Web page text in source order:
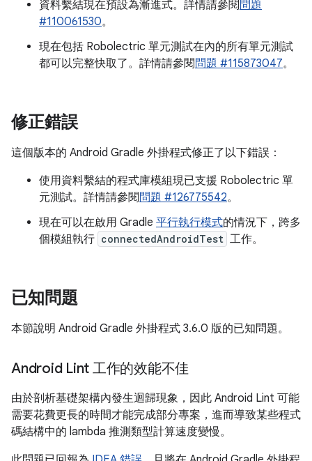
資料繫結現在預設為漸進式。詳情請參閱 問題
#110061530。
現在包括 Robolectric 單元測試在內的所有單元測試
都可以完整快取了。詳情請參閱 問題 #115873047。
修正錯誤
這個版本的 Android Gradle 外掛程式修正了以下錯誤：
使用資料繫結的程式庫模組現已支援 Robolectric 單
元測試。詳情請參閱 問題 #126775542。
現在可以在啟用 Gradle 平行執行模式的情況下，跨多
個模組執行 connectedAndroidTest 工作。
已知問題
本節說明 Android Gradle 外掛程式 3.6.0 版的已知問題。
Android Lint 工作的效能不佳
由於剖析基礎架構內發生迴歸現象，因此 Android Lint 可能
需要花費更長的時間才能完成部分專案，進而導致某些程式
碼結構中的 lambda 推測類型計算速度變慢。